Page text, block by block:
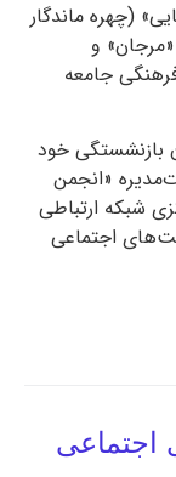
(چهره ماندگار
و
جامعه
بازنشستگی خود
«انجمن
شبکه ارتباطی
اجتماعی
اجتماعی